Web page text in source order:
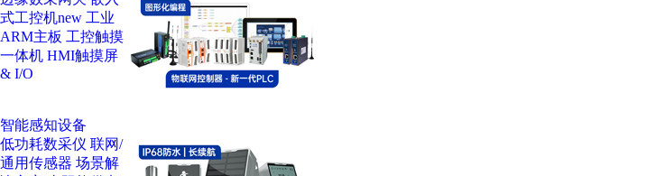
式工控机new 工业
ARM主板 工控触摸
一体机 HMI触摸屏
& I/O
智能感知设备
低功耗数采仪 联网/
通用传感器 场景解